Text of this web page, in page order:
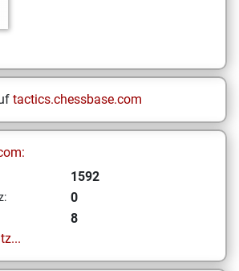
tactics.chessbase.com
1592
0
8